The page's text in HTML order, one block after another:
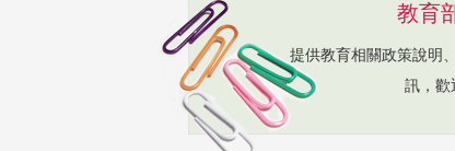
教育
提供教育相關政策說明
訊，歡